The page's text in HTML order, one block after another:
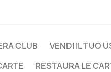
CLUB VENDI IL TUO
RESTAURA LE